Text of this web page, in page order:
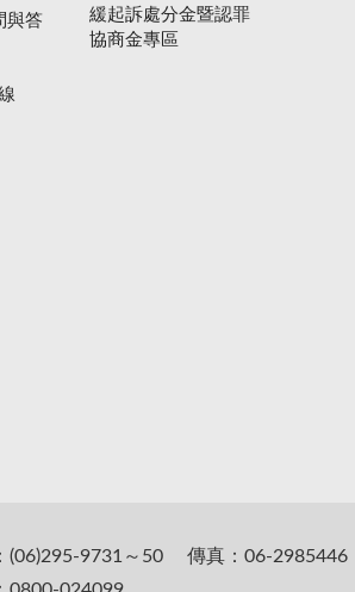
與答
緩起訴處分金暨認罪
協商金專區
(06)295-9731～50 傳真：06-2985446